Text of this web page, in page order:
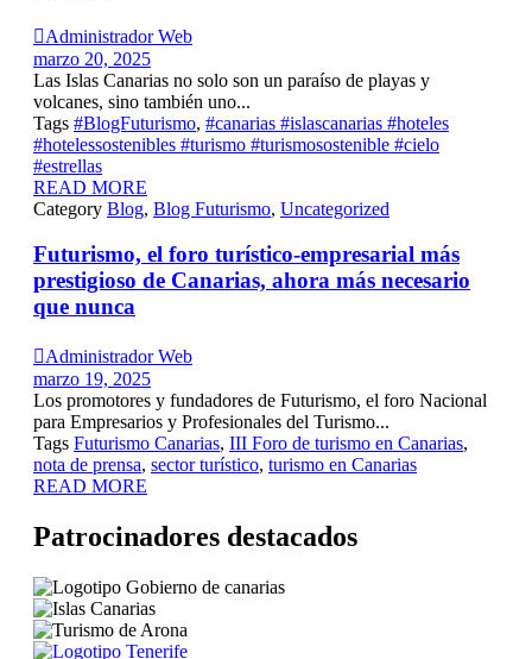
Administrador Web
marzo 20, 2025
Las Islas Canarias no solo son un paraíso de playas y
volcanes, sino también uno...
Tags #BlogFuturismo, #canarias #islascanarias #hoteles
#hotelessostenibles #turismo #turismosostenible #cielo
#estrellas
READ MORE
Category Blog, Blog Futurismo, Uncategorized
Futurismo, el foro turístico-empresarial más
prestigioso de Canarias, ahora más necesario
que nunca
Administrador Web
marzo 19, 2025
Los promotores y fundadores de Futurismo, el foro Nacional
para Empresarios y Profesionales del Turismo...
Tags Futurismo Canarias, III Foro de turismo en Canarias,
nota de prensa, sector turístico, turismo en Canarias
READ MORE
Patrocinadores destacados